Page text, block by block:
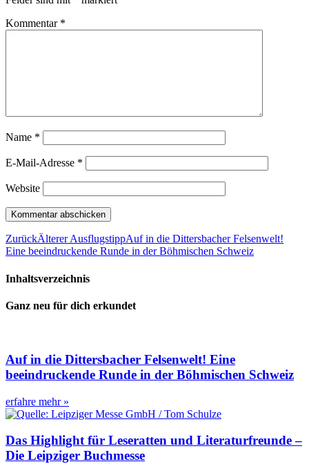
Kommentar *
Name *
E-Mail-Adresse *
Website
ZurückÄlterer AusflugstippAuf in die Dittersbacher Felsenwelt!
Eine beeindruckende Runde in der Böhmischen Schweiz
Inhaltsverzeichnis
Ganz neu für dich erkundet
Auf in die Dittersbacher Felsenwelt! Eine
beeindruckende Runde in der Böhmischen Schweiz
erfahre mehr »
Das Highlight für Leseratten und Literaturfreunde –
Die Leipziger Buchmesse